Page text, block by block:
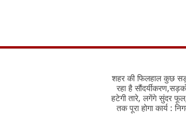
शहर की फिलहाल कुछ
रहा है
हटेगी तारे, लगेंगे सुंदर
तक पूरा होगा कार्य :